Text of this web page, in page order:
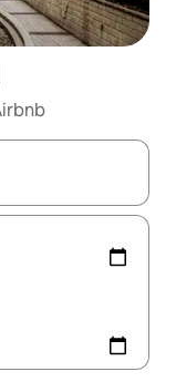
maak je een keuze